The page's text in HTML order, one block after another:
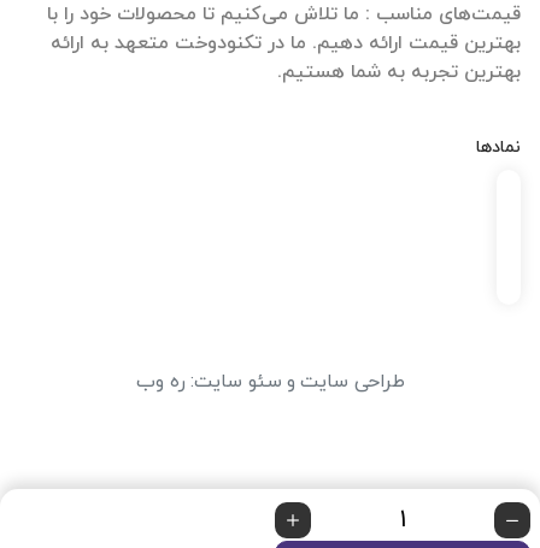
قیمت‌های مناسب : ما تلاش می‌کنیم تا محصولات خود را با
بهترین قیمت ارائه دهیم. ما در تکنودوخت متعهد به ارائه
بهترین تجربه به شما هستیم.
نمادها
طراحی سایت و سئو سایت: ره وب